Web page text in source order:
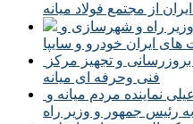
از مجتمع فولاد میانه
ایران خودرو و سایپا
فنی وحرفه ای میانه
رئیس جمهور و وزیر راه